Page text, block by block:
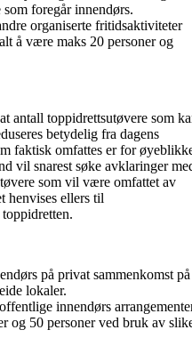
foregår innendørs.
organiserte fritidsaktiviteter
å være maks 20 personer og
antall toppidrettsutøvere som
betydelig fra dagens
faktisk omfattes er for
vil snarest søke avklaringer
som vil være omfattet av
henvises ellers til
på privat sammenkomst på
lokaler.
innendørs
og 50 personer ved bruk av